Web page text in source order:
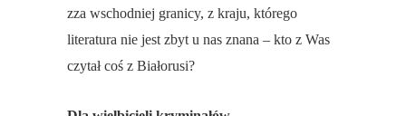
zza wschodniej granicy, z kraju, którego
literatura nie jest zbyt u nas znana – kto z Was
czytał coś z Białorusi?